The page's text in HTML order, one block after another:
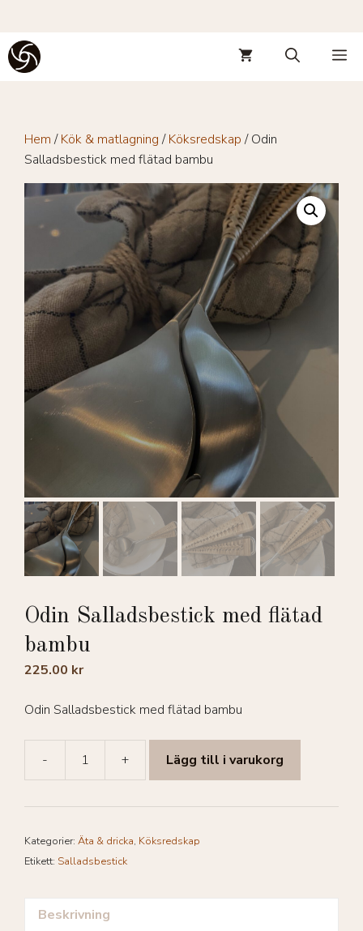
Hoppa
till
Hem/Kök & matlagning/Köksredskap/ Odin
Salladsbestick med flätad bambu
Odin Salladsbestick med flätad
bambu
225.00 kr
Odin Salladsbestick med flätad bambu
-
Odin
med
bambu
+ Lägg till i varukorg
Kategorier: Äta & dricka, Köksredskap
Etikett: Salladsbestick
Beskrivning